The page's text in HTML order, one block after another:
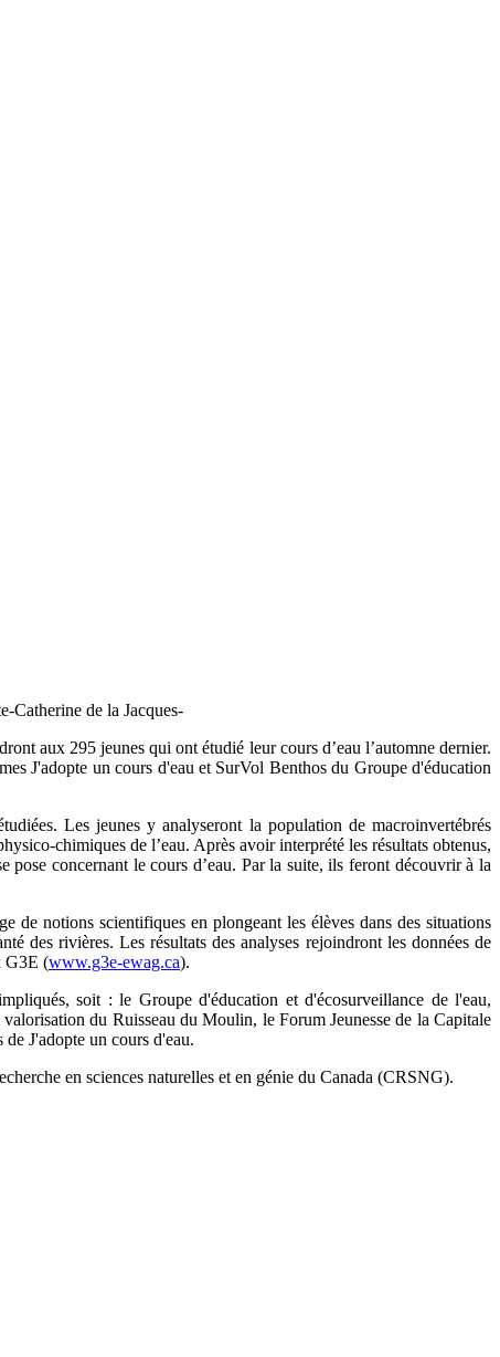
Catherine de la Jacques-
aux 295 jeunes qui ont étudié leur cours d’eau l’automne dernier.
J'adopte un cours d'eau et SurVol Benthos du Groupe d'éducation
Les jeunes y analyseront la population de macroinvertébrés
chimiques de l’eau. Après avoir interprété les résultats obtenus,
pose concernant le cours d’eau. Par la suite, ils feront découvrir à la
de notions scientifiques en plongeant les élèves dans des situations
des rivières. Les résultats des analyses rejoindront les données de
G3E (www.g3e-ewag.ca).
soit : le Groupe d'éducation et d'écosurveillance de l'eau,
du Ruisseau du Moulin, le Forum Jeunesse de la Capitale
J'adopte un cours d'eau.
en sciences naturelles et en génie du Canada (CRSNG).